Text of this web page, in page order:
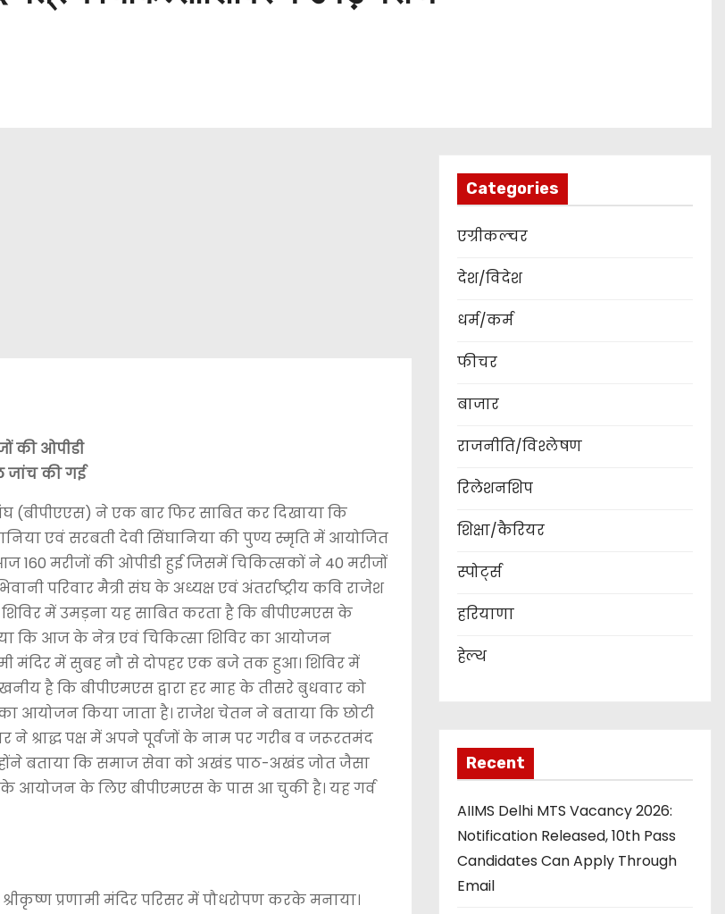
की ओपीडी
जांच की गई
संघ (बीपीएएस) ने एक बार फिर साबित कर दिखाया कि
एवं सरबती देवी सिंघानिया की पुण्य स्मृति में आयोजित
मरीजों की ओपीडी हुई जिसमें चिकित्सकों ने 40 मरीजों
परिवार मैत्री संघ के अध्यक्ष एवं अंतर्राष्ट्रीय कवि राजेश
में उमड़ना यह साबित करता है कि बीपीएमएस के
कि आज के नेत्र एवं चिकित्सा शिविर का आयोजन
मंदिर में सुबह नौ से दोपहर एक बजे तक हुआ। शिविर में
है कि बीपीएमएस द्वारा हर माह के तीसरे बुधवार को
का आयोजन किया जाता है। राजेश चेतन ने बताया कि छोटी
ने श्राद्ध पक्ष में अपने पूर्वजों के नाम पर गरीब व जरूरतमंद
बताया कि समाज सेवा को अखंड पाठ-अखंड जोत जैसा
के आयोजन के लिए बीपीएमएस के पास आ चुकी है। यह गर्व
प्रणामी मंदिर परिसर में पौधरोपण करके मनाया।
Categories
एग्रीकल्चर
देश/विदेश
धर्म/कर्म
फीचर
बाजार
राजनीति/विश्लेषण
रिलेशनशिप
शिक्षा/कैरियर
स्पोर्ट्स
हरियाणा
हेल्थ
Recent
AIIMS Delhi MTS Vacancy 2026:
Notification Released, 10th Pass
Candidates Can Apply Through
Email